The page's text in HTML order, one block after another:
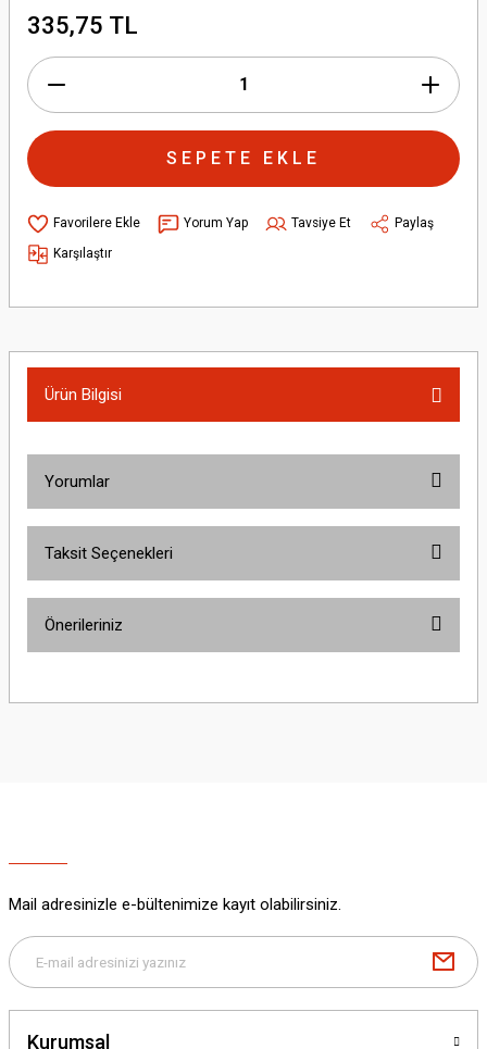
335,75 TL
SEPETE EKLE
Yorum Yap Tavsiye Et
Paylaş
Karşılaştır
Ürün Bilgisi
Yorumlar
Taksit Seçenekleri
Önerileriniz
Bu ürüne benzer farklı alternatifler olmalı.
Mail adresinizle e-bültenimize kayıt olabilirsiniz.
Kurumsal